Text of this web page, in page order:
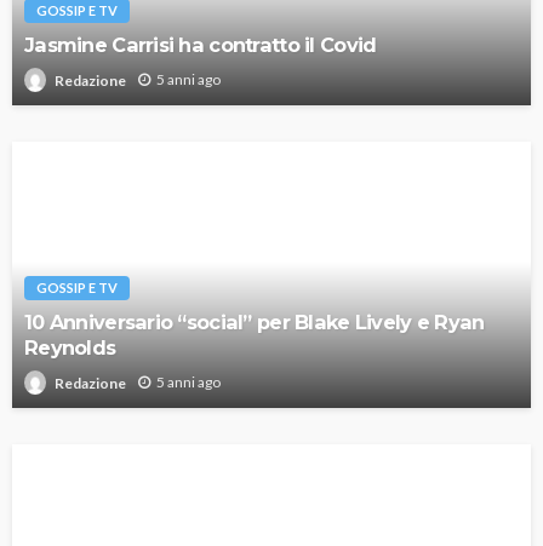
GOSSIP E TV
Jasmine Carrisi ha contratto il Covid
Redazione 5 anni ago
GOSSIP E TV
10 Anniversario “social” per Blake Lively e Ryan
Reynolds
Redazione 5 anni ago